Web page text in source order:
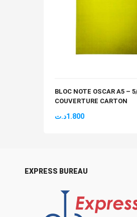
BLOC NOTE OSCAR A5 –
COUVERTURE CARTON
1.800د.ت
EXPRESS BUREAU